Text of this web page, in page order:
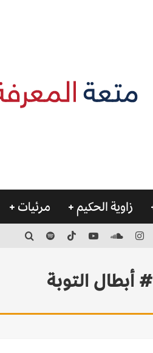
زاوية الحكيم مرئيات
# أبطال التوبة